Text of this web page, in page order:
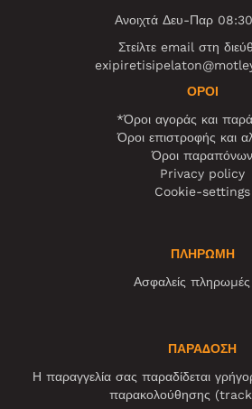
Ανοιχτά Δευ-Παρ
Στείλτε email στη
ΌΡΟΙ
*Όροι αγοράς και
Όροι επιστροφής και
Όροι παραπόνων
Privacy policy
Cookie-settings
ΠΛΗΡΩΜΗ
Ασφαλείς
ΠΑΡΑΔΟΣΗ
Η παραγγελία σας παραδίδεται
παρακολούθησης